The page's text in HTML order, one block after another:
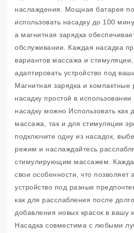
наслаждения. Мощная батарея
использовать насадку до 100
а магнитная зарядка
обслуживании. Каждая насадка
вариантов массажа и
адаптировать устройство под
Магнитная зарядка и
насадку простой в
насадку можно Использовать как
массажа, так и для стимуляции
подключите одну из насадок,
режим и наслаждайтесь
стимулирующим массажем.
свои особенности, что позволяет
устройство под разные
как для расслабления после
добавления новых красок в вашу
Насадка совместима с любыми